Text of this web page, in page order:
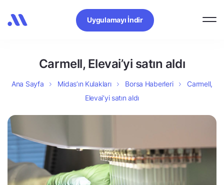
Uygulamayı İndir
Carmell, Elevai’yi satın aldı
Ana Sayfa Midas’ın Kulakları Borsa Haberleri
Carmell,
Elevai’yi satın aldı